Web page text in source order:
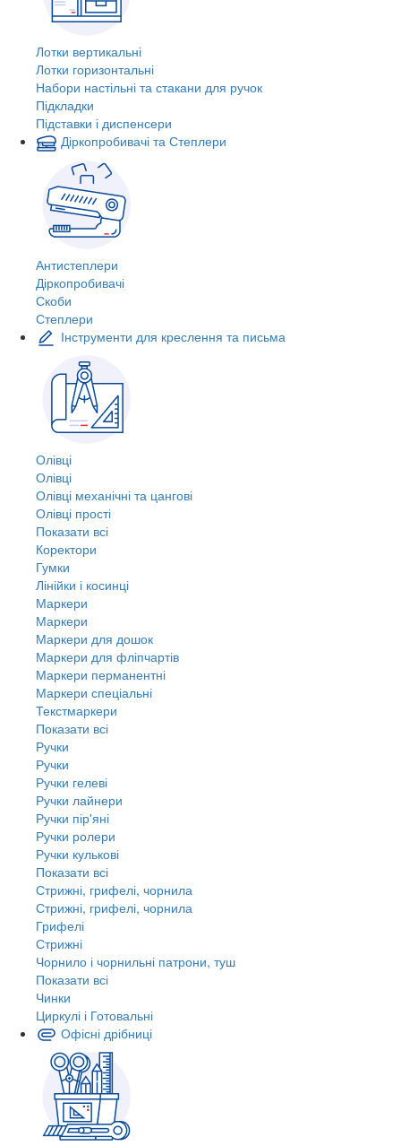
Лотки вертикальні
Лотки горизонтальні
Набори настільні та стакани для ручок
Підкладки
Підставки і диспенсери
Діркопробивачі та Степлери
Антистеплери
Діркопробивачі
Скоби
Степлери
Інструменти для креслення та письма
Олівці
Олівці
Олівці механічні та цангові
Олівці прості
Показати всі
Коректори
Гумки
Лінійки і косинці
Маркери
Маркери
Маркери для дошок
Маркери для фліпчартів
Маркери перманентні
Маркери спеціальні
Текстмаркери
Показати всі
Ручки
Ручки
Ручки гелеві
Ручки лайнери
Ручки пір'яні
Ручки ролери
Ручки кулькові
Показати всі
Стрижні, грифелі, чорнила
Стрижні, грифелі, чорнила
Грифелі
Стрижні
Чорнило і чорнильні патрони, туш
Показати всі
Чинки
Циркулі і Готовальні
Офісні дрібниці